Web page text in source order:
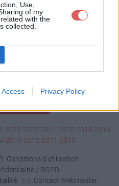
Use,
of my
with the
collected.
Access Privacy Policy
2023 2022 2021 2020 2019 2018
2013 2012 2011 2010
Conditions d'utilisation
/ RGPD
Contact Webmaster